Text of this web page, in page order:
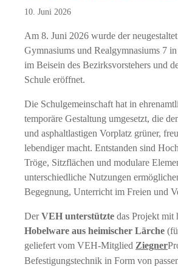
10. Juni 2026
Am 8. Juni 2026 wurde der
Gymnasiums und Realgymnasiums 7
im Beisein des Bezirksvorstehers und
Schule eröffnet.
Die Schulgemeinschaft hat in
temporäre Gestaltung umgesetzt, die
und asphaltlastigen Vorplatz grüner,
lebendiger macht. Entstanden sind
Tröge, Sitzflächen und modulare
unterschiedliche Nutzungen
Begegnung, Unterricht im Freien und
DerVEH unterstützte das Projekt mit
Hobelware aus heimischer Lärche
geliefert vom VEH-Mitglied Ziegner
Befestigungstechnik in Form von